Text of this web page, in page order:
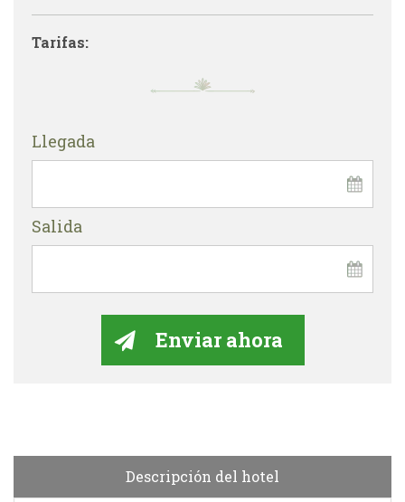
Tarifas:
Llegada
Salida
Descripción del hotel